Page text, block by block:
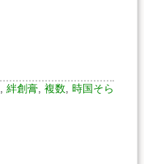
, 絆創膏, 複数, 時国そら